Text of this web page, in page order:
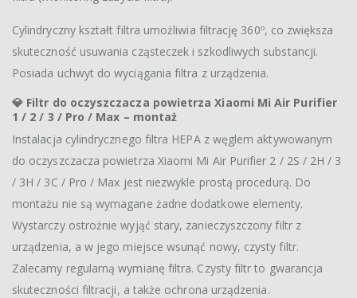
Cylindryczny kształt filtra umożliwia filtrację 360º, co zwiększa
skuteczność usuwania cząsteczek i szkodliwych substancji.
Posiada uchwyt do wyciągania filtra z urządzenia.
💎 Filtr do oczyszczacza powietrza Xiaomi Mi Air Purifier
1 / 2 / 3 / Pro / Max – montaż
Instalacja cylindrycznego filtra HEPA z węglem aktywowanym
do oczyszczacza powietrza Xiaomi Mi Air Purifier 2 / 2S / 2H / 3
/ 3H / 3C / Pro / Max jest niezwykle prostą procedurą. Do
montażu nie są wymagane żadne dodatkowe elementy.
Wystarczy ostrożnie wyjąć stary, zanieczyszczony filtr z
urządzenia, a w jego miejsce wsunąć nowy, czysty filtr.
Zalecamy regularną wymianę filtra. Czysty filtr to gwarancja
skuteczności filtracji, a także ochrona urządzenia.